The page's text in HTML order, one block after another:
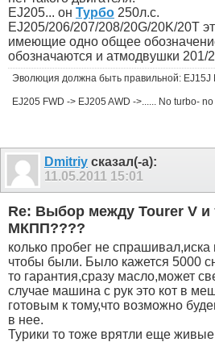
EJ205... он Турбо 250л.с.
EJ205/206/207/208/20G/20K/20T
имеющие одно общее
обозначаются и атмодвушки 201/
Эволюция должна быть правильной: EJ15J
EJ205 FWD -> EJ205 AWD ->...... No turbo- no
Dmitriy сказал(-а):
11.05.2011 15:01
Re: Выбор между Tourer V и
МКПП????
колько пробег не спрашивал,иска
чтобы были. Было кажется 5000
то гарантия,сразу масло,может
случае машина с рук это кот в
готовым к тому,что возможно
в нее.
Турики то тоже врятли еще живые